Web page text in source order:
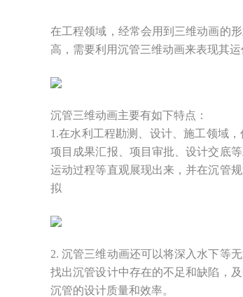
在工程领域，经常会用到三维动画的
高，需要利用沉管三维动画来表现其运
沉管三维动画主要有如下特点：
1.在水利工程勘测、设计、施工领域
项目成果汇报、项目审批、设计交底
运动过程等直观展现出来，并在沉管
拟
2. 沉管三维动画还可以将深入水下等
找出沉管设计中存在的不足和缺陷，
沉管的设计质量和效率。